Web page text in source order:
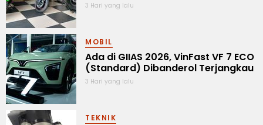
3 Hari yang lalu
MOBIL
Ada di GIIAS 2026, VinFast VF 7 ECO
(Standard) Dibanderol Terjangkau
3 Hari yang lalu
TEKNIK